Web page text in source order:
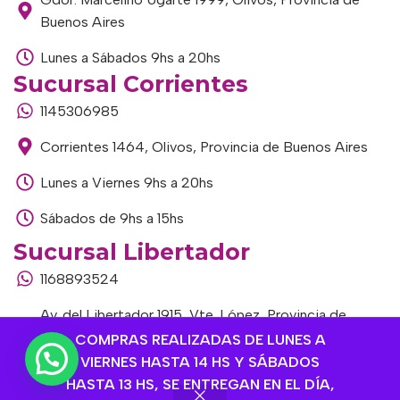
COMPRAS REALIZADAS DE LUNES A
VIERNES HASTA 14 HS Y SÁBADOS
HASTA 13 HS, SE ENTREGAN EN EL DÍA,
Buenos Aires
Lunes a Sábados 9hs a 20hs
Sucursal Corrientes
1145306985
Corrientes 1464, Olivos, Provincia de Buenos Aires
Lunes a Viernes 9hs a 20hs
Sábados de 9hs a 15hs
Sucursal Libertador
1168893524
Av. del Libertador 1915, Vte. López, Provincia de
Buenos Aires
Lunes a Viernes de 9hs a 13hs / 16hs a 20hs